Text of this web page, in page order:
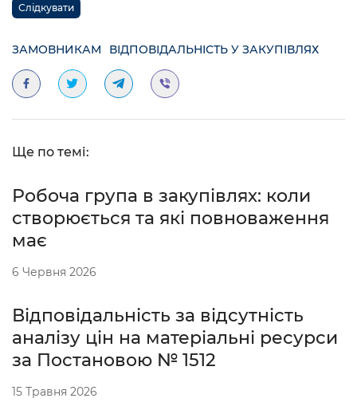
Слідкувати
ЗАМОВНИКАМ ВІДПОВІДАЛЬНІСТЬ У ЗАКУПІВЛЯХ
Ще по темі:
Робоча група в закупівлях: коли
створюється та які повноваження
має
6 Червня 2026
Відповідальність за відсутність
аналізу цін на матеріальні ресурси
за Постановою № 1512
15 Травня 2026